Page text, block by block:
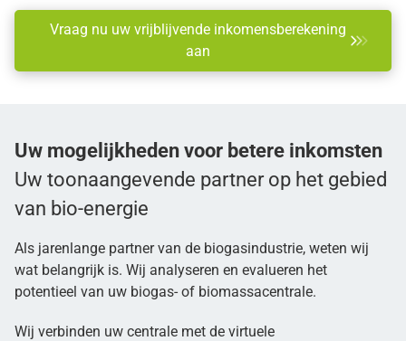
Vraag nu uw vrijblijvende inkomensberekening
aan
Uw mogelijkheden voor betere inkomsten
Uw toonaangevende partner op het gebied
van bio-energie
Als jarenlange partner van de biogasindustrie, weten wij
wat belangrijk is. Wij analyseren en evalueren het
potentieel van uw biogas- of biomassacentrale.
Wij verbinden uw centrale met de virtuele